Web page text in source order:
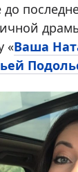
«Ваша